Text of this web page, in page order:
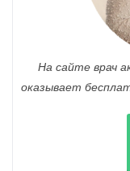
На сайте врач
оказывает